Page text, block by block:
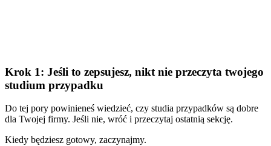
Krok 1: Jeśli to zepsujesz, nikt nie przeczyta twojego
studium przypadku
Do tej pory powinieneś wiedzieć, czy studia przypadków są dobre
dla Twojej firmy. Jeśli nie, wróć i przeczytaj ostatnią sekcję.
Kiedy będziesz gotowy, zaczynajmy.